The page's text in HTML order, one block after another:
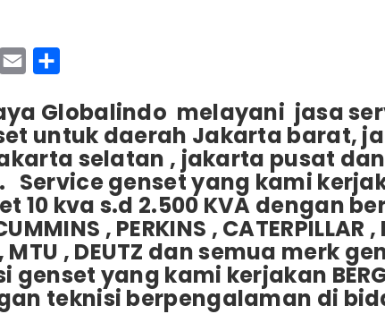
Telegram
Email
Globalindo melayani jasa
untuk daerah Jakarta barat,
selatan , jakarta pusat
). Service genset yang kami
10 kva s.d 2.500 KVA dengan
, PERKINS , CATERPILLAR ,
, MTU , DEUTZ dan semua merk
genset yang kami kerjakan
teknisi berpengalaman di